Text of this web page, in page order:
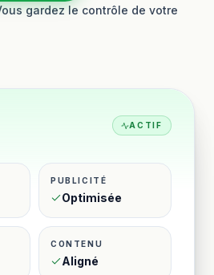
gardez le contrôle de votre
ACTIF
PUBLICITÉ
Optimisée
CONTENU
Aligné